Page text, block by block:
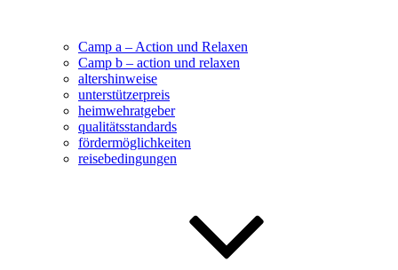
Camp a – Action und Relaxen
Camp b – action und relaxen
altershinweise
unterstützerpreis
heimwehratgeber
qualitätsstandards
fördermöglichkeiten
reisebedingungen